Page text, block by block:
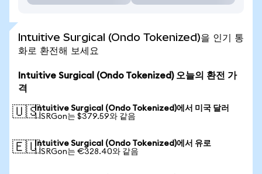
Intuitive Surgical (Ondo Tokenized)을 인기 통
화로 환전해 보세요
Intuitive Surgical (Ondo Tokenized) 오늘의 환전 가
격
🇺🇸Intuitive Surgical (Ondo Tokenized)에서 미국 달러
1 ISRGon는 $379.59와 같음
🇪🇺Intuitive Surgical (Ondo Tokenized)에서 유로
1 ISRGon는 €328.40와 같음